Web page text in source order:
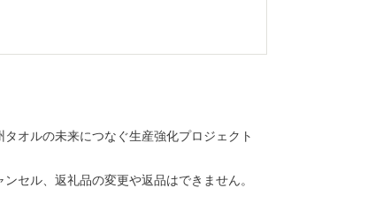
オルの未来につなぐ生産強化プロジェクト
セル、返礼品の変更や返品はできません。